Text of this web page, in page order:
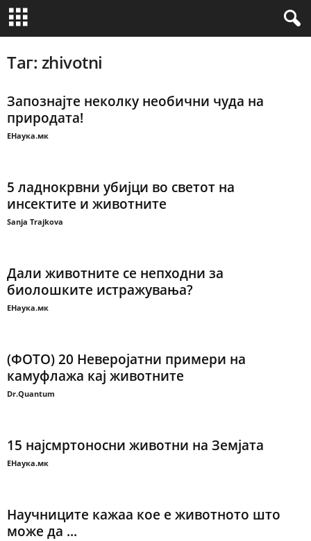
Таг: zhivotni
Запознајте неколку необични чуда на
природата!
ЕНаука.мк
5 ладнокрвни убијци во светот на
инсектите и животните
Sanja Trajkova
Дали животните се непходни за
биолошките истражувања?
ЕНаука.мк
(ФОТО) 20 Неверојатни примери на
камуфлажа кај животните
Dr.Quantum
15 најсмртоносни животни на Земјата
ЕНаука.мк
Научниците кажаа кое е животното што
може да ...